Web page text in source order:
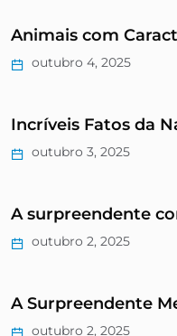
Animais com
outubro 4, 2025
Incríveis Fatos da
outubro 3, 2025
A surpreendente
outubro 2, 2025
A Surpreendente
outubro 2, 2025